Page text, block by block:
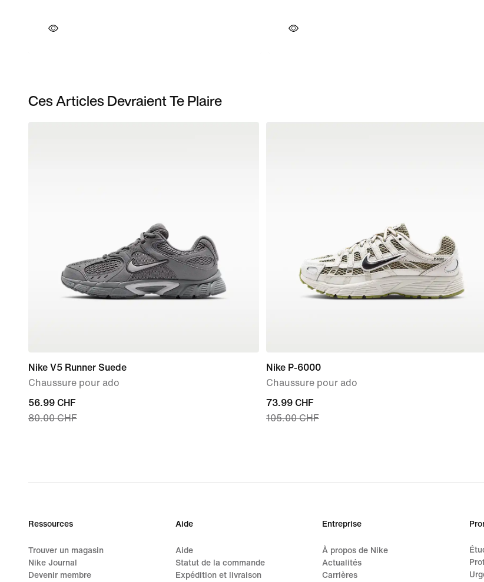
Ces Articles Devraient Te Plaire
Nike V5 Runner Suede
Chaussure pour ado
current
price
80.00 CHF
56.99 CHF
80.00 CHF
Nike P-6000
Chaussure pour ado
current
price
105.00 CHF
73.99 CHF
105.00 CHF
Ressources
Trouver un magasin
Nike Journal
Devenir membre
Aide
Aide
Statut de la commande
Expédition et livraison
Entreprise
À propos de Nike
Actualités
Carrières